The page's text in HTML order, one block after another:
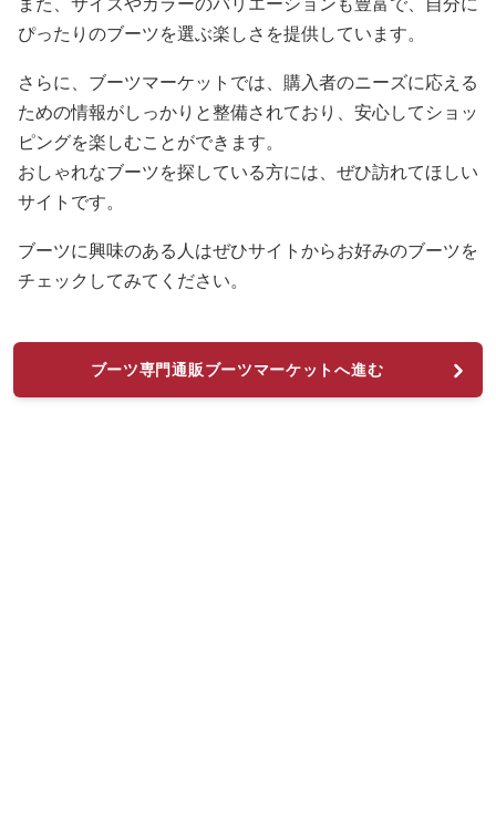
また、サイズやカラーのバリエーションも豊富で、自分に
ぴったりのブーツを選ぶ楽しさを提供しています。
さらに、ブーツマーケットでは、購入者のニーズに応える
ための情報がしっかりと整備されており、安心してショッ
ピングを楽しむことができます。
おしゃれなブーツを探している方には、ぜひ訪れてほしい
サイトです。
ブーツに興味のある人はぜひサイトからお好みのブーツを
チェックしてみてください。
ブーツ専門通販ブーツマーケットへ進む